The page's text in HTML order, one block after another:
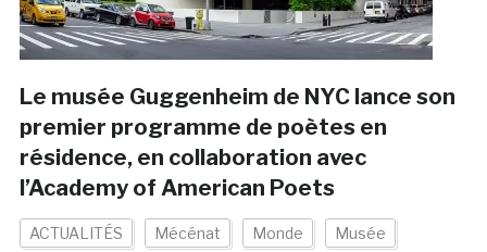
Le musée Guggenheim de NYC lance son
premier programme de poètes en
résidence, en collaboration avec
l’Academy of American Poets
ACTUALITÉS Mécénat Monde Musée